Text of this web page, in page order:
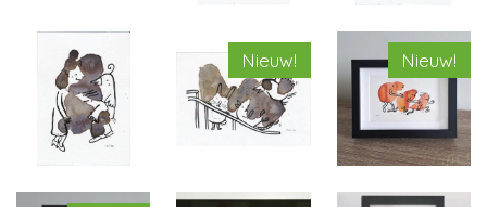
Nieuw! Nieuw!